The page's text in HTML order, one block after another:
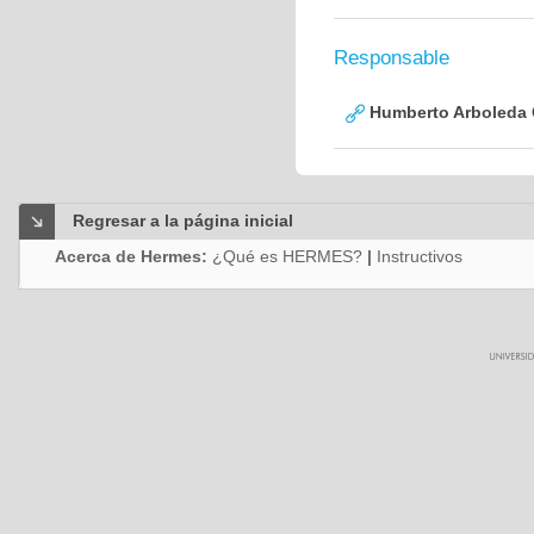
Responsable
Humberto Arboleda
Regresar a la página inicial
Acerca de Hermes: ¿Qué es HERMES? | Instructivos